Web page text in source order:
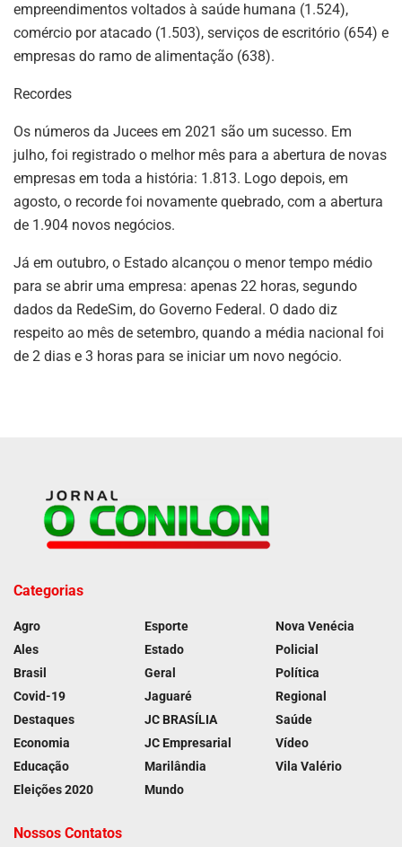
empreendimentos voltados à saúde humana (1.524),
comércio por atacado (1.503), serviços de escritório (654) e
empresas do ramo de alimentação (638).
Recordes
Os números da Jucees em 2021 são um sucesso. Em
julho, foi registrado o melhor mês para a abertura de novas
empresas em toda a história: 1.813. Logo depois, em
agosto, o recorde foi novamente quebrado, com a abertura
de 1.904 novos negócios.
Já em outubro, o Estado alcançou o menor tempo médio
para se abrir uma empresa: apenas 22 horas, segundo
dados da RedeSim, do Governo Federal. O dado diz
respeito ao mês de setembro, quando a média nacional foi
de 2 dias e 3 horas para se iniciar um novo negócio.
Categorias
Agro
Ales
Brasil
Covid-19
Destaques
Economia
Educação
Eleições 2020
Esporte
Estado
Geral
Jaguaré
JC BRASÍLIA
JC Empresarial
Marilândia
Mundo
Nova Venécia
Policial
Política
Regional
Saúde
Vídeo
Vila Valério
Nossos Contatos